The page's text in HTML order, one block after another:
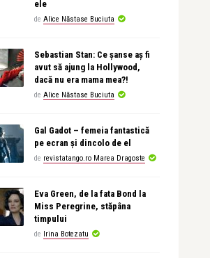
ele
de Alice Năstase Buciuta
Sebastian Stan: Ce șanse aș fi
avut să ajung la Hollywood,
dacă nu era mama mea?!
de Alice Năstase Buciuta
Gal Gadot – femeia fantastică
pe ecran și dincolo de el
de revistatango.ro Marea Dragoste
Eva Green, de la fata Bond la
Miss Peregrine, stăpâna
timpului
de Irina Botezatu